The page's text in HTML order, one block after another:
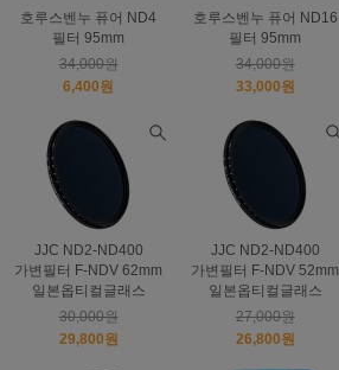
호루스벤누 퓨어 ND4
필터 95mm
34,000원
6,400원
호루스벤누 퓨어 ND16
필터 95mm
34,000원
33,000원
JJC ND2-ND400
가변필터 F-NDV 62mm
일본옵티컬글래스
30,000원
29,800원
JJC ND2-ND400
가변필터 F-NDV 52mm
일본옵티컬글래스
27,000원
26,800원